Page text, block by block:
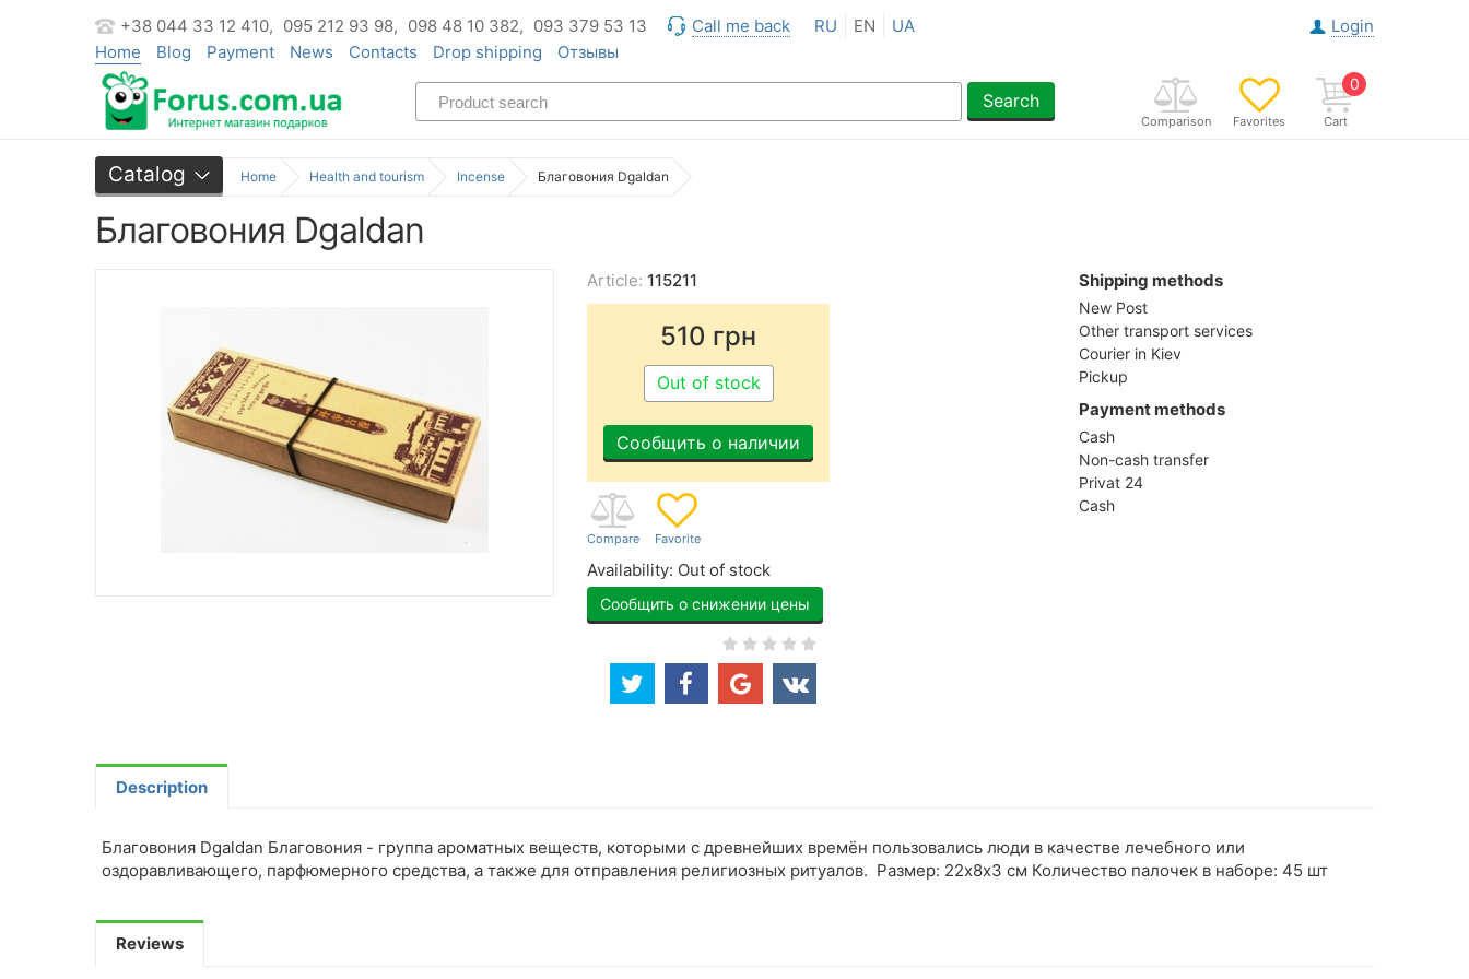
+38 044 33 12 410, 095 212 93 98, 098 48 10 382, 093 379 53 13 Call me back RU EN UA
Login
Home
Blog Payment News Contacts Drop shipping Отзывы
0
Cart
Favorites
Comparison
Search
Catalog Home Health and tourism Incense Благовония Dgaldan
Благовония Dgaldan
Article: 115211
510 грн
Out of stock
Сообщить о наличии
Availability: Out of stock
Сообщить о снижении цены
Shipping methods
New Post
Other transport services
Courier in Kiev
Pickup
Payment methods
Cash
Non-cash transfer
Privat 24
Cash
Description
Благовония Dgaldan Благовония - группа ароматных веществ, которыми с древнейших времён пользовались люди в качестве лечебного или
оздоравливающего, парфюмерного средства, а также для отправления религиозных ритуалов. Размер: 22х8х3 см Количество палочек в наборе: 45 шт
Reviews